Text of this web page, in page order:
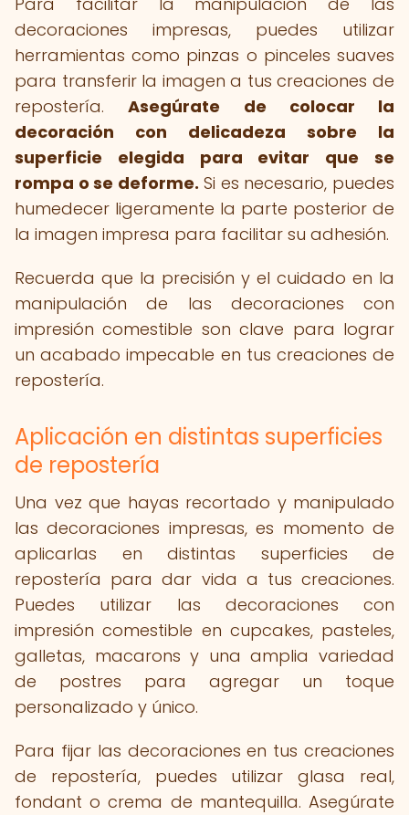
decoraciones impresas, puedes utilizar
herramientas como pinzas o pinceles suaves
para transferir la imagen a tus creaciones de
repostería.Asegúrate de colocar la
decoración con delicadeza sobre la
superficie elegida para evitar que se
rompa o se deforme. Si es necesario, puedes
humedecer ligeramente la parte posterior de
la imagen impresa para facilitar su adhesión.
Recuerda que la precisión y el cuidado en la
manipulación de las decoraciones con
impresión comestible son clave para lograr
un acabado impecable en tus creaciones de
repostería.
Aplicación en distintas superficies
de repostería
Una vez que hayas recortado y manipulado
las decoraciones impresas, es momento de
aplicarlas en distintas superficies de
repostería para dar vida a tus creaciones.
Puedes utilizar las decoraciones con
impresión comestible en cupcakes, pasteles,
galletas, macarons y una amplia variedad
de postres para agregar un toque
personalizado y único.
Para fijar las decoraciones en tus creaciones
de repostería, puedes utilizar glasa real,
fondant o crema de mantequilla. Asegúrate